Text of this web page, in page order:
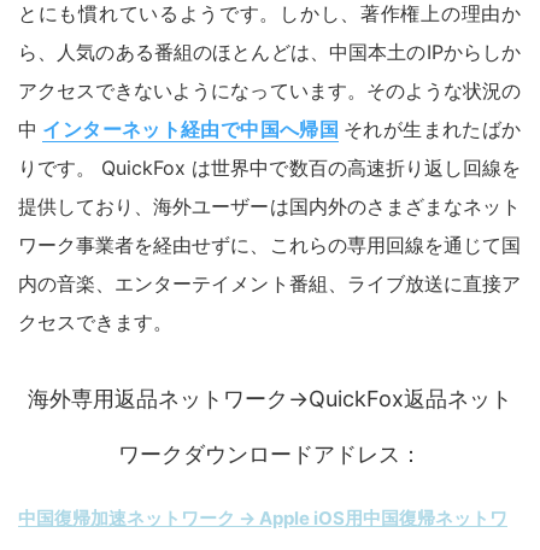
とにも慣れているようです。しかし、著作権上の理由か
ら、人気のある番組のほとんどは、中国本土のIPからしか
アクセスできないようになっています。そのような状況の
中 インターネット経由で中国へ帰国 それが生まれたばか
りです。 QuickFox は世界中で数百の高速折り返し回線を
提供しており、海外ユーザーは国内外のさまざまなネット
ワーク事業者を経由せずに、これらの専用回線を通じて国
内の音楽、エンターテイメント番組、ライブ放送に直接ア
クセスできます。
海外専用返品ネットワーク→QuickFox返品ネット
ワークダウンロードアドレス：
中国復帰加速ネットワーク → Apple iOS用中国復帰ネットワ